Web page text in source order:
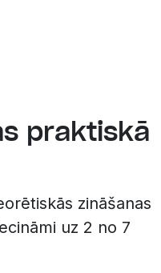
praktiskā
zināšanas
uz 2 no 7